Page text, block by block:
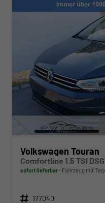
Volkswagen Touran
sofort lieferbar Fahrzeug mit
Fahrzeugnr. 177040